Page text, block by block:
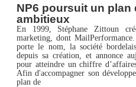
NP6 poursuit un plan
ambitieux
En 1999, Stéphane Zittoun
marketing, dont
porte le nom, la société
depuis sa création, et annonce
pour atteindre un chiffre
Afin d'accompagner son
plan de